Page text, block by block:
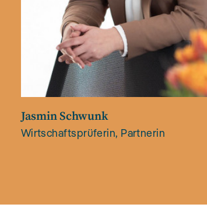
Jasmin Schwunk
Wirtschaftsprüferin, Partnerin